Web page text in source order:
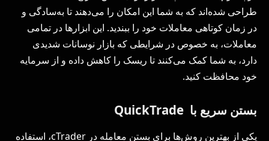
طراحی شده‌اند که به شما این امکان را می‌دهند تا به‌سادگی و
در زمان کوتاهی معاملات خود را ببندید. این ابزارها در تمامی
معاملات، به خصوص در شرایطی که بازار نوسانات شدیدی
دارد، به شما کمک می‌کنند تا ریسک را کاهش داده و از سرمایه
خود محافظت کنید.
بستن سریع با QuickTrade
یکی از بهترین روش‌ها برای بستن معامله در cTrader، استفاده